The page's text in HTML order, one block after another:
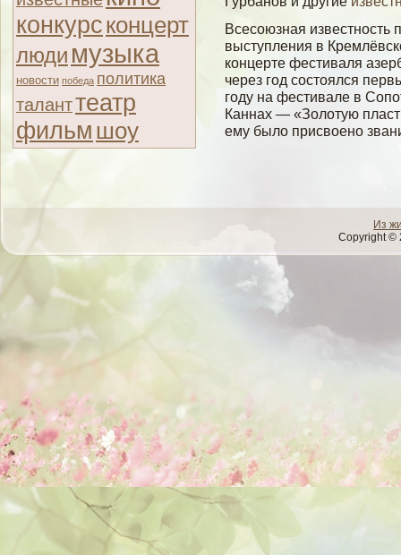
конкурсконцерт
люди музыка
новости победа политика
таланттеатр
фильм шоу
Всесоюзная известность
выступления в
концерте фестиваля
через год состоялся
году на фестивале в
Каннах — «Золотую
ему было присвоено
Из
Copyright ©